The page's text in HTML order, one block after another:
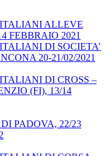
ALLEVE
FEBBRAIO 2021
DI SOCIETA’
20-21/02/2021
DI CROSS –
(FI), 13/14
PADOVA, 22/23